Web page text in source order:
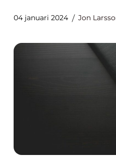
04 januari 2024 Jon